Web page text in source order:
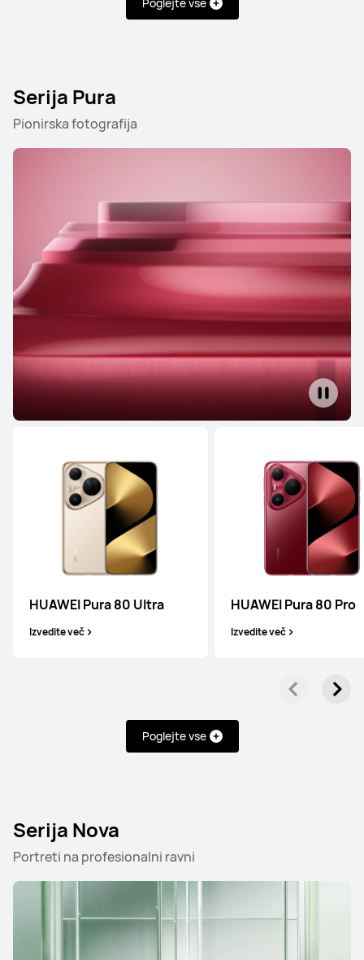
Serija Pura
Pionirska fotografija
HUAWEI Pura 80 Ultra
Izvedite več
HUAWEI Pura 80 Pro
Izvedite več
Poglejte vse
Serija Nova
Portreti na profesionalni ravniHUAWEI Mate X7